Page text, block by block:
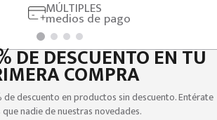
MÚLTIPLES
medios de pago
DE DESCUENTO EN TU
COMPRA
de descuento en productos sin descuento. Entérate
que nadie de nuestras novedades.